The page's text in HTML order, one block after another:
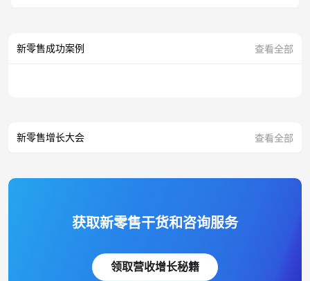
新零售成功案例 查看全部
新零售增长大会 查看全部
获取新零售干货和咨询服务
领取营收增长秘籍